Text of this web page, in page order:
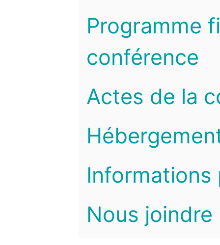
Programme
conférence
Actes de la
Informations
Nous joindre